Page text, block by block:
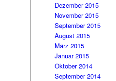
Dezember 2015
November 2015
September 2015
August 2015
März 2015
Januar 2015
Oktober 2014
September 2014